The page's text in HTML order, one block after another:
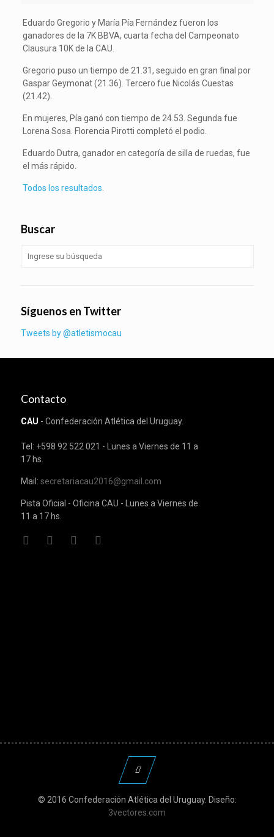
Eduardo Gregorio y María Pía Fernández fueron los
ganadores de la 7K BBVA, cuarta fecha del Campeonato
Clausura 10K de la CAU.
Gregorio puso un tiempo de 21.31, seguido en gran final por
Gaspar Geymonat (21.36). Tercero fue Nicolás Cuestas
(21.42).
En mujeres, Pía ganó con tiempo de 24.53. Segunda fue
Lorena Sosa. Florencia Pirotti completó el podio.
Eduardo Dutra, ganador en categoría de silla de ruedas, fue
el más rápido.
Todos los resultados
Buscar
Síguenos en Twitter
Tweets by @atletismocau
Contacto
CAU - Confederación Atlética del Uruguay.
Tel: +598 92 522 021 - Lunes a Viernes de 11 a
17 hs.
Mail: secretariacau2016@gmail.com
Pista Oficial - Oficina CAU - Lunes a Viernes de
11 a 17 hs.
© 2016 Confederación Atlética del Uruguay. Diseño:
3vectores.com